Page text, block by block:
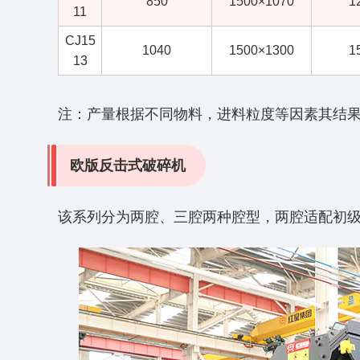
11
CJ15
13
1040 1500×1300
注：产量根据不同物料，进料粒度等因素其结
欧版反击式破碎机
该系列分为两腔、三腔两种腔型，两腔适配初